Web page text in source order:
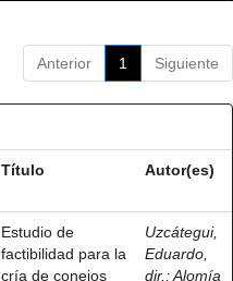
Anterior 1 Siguiente
Título Autor(es)
Estudio de
factibilidad para la
cría de conejos
Uzcátegui,
Eduardo,
dir. ;Alomía